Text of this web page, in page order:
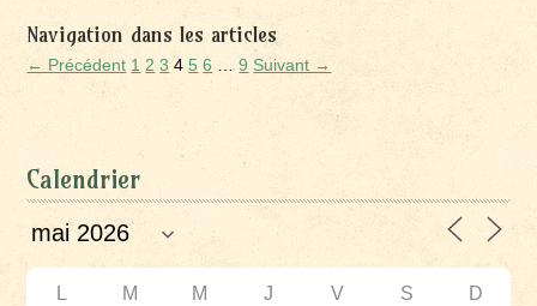
Navigation dans les articles
← Précédent 1 2 3 4 5 6 … 9 Suivant →
Calendrier
L M M J V S D